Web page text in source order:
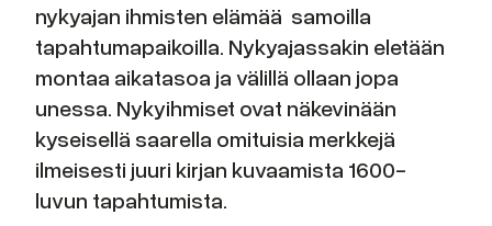
nykyajan ihmisten elämää samoilla
tapahtumapaikoilla. Nykyajassakin eletään
montaa aikatasoa ja välillä ollaan jopa
unessa. Nykyihmiset ovat näkevinään
kyseisellä saarella omituisia merkkejä
ilmeisesti juuri kirjan kuvaamista 1600-
luvun tapahtumista.